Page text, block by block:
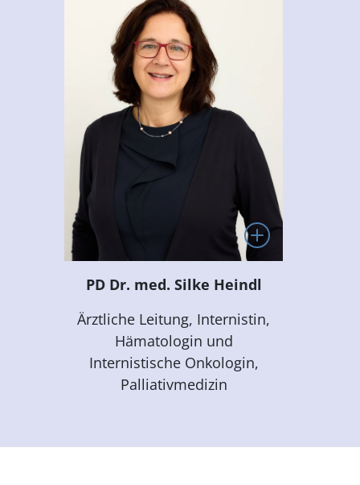
PD Dr. med. Silke Heindl
Ärztliche Leitung, Internistin,
Hämatologin und
Internistische Onkologin,
Palliativmedizin